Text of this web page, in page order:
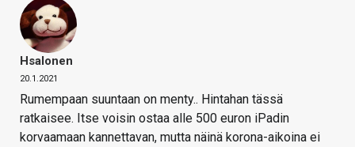
Hsalonen
20.1.2021
Rumempaan suuntaan on menty.. Hintahan tässä
ratkaisee. Itse voisin ostaa alle 500 euron iPadin
korvaamaan kannettavan, mutta näinä korona-aikoina ei